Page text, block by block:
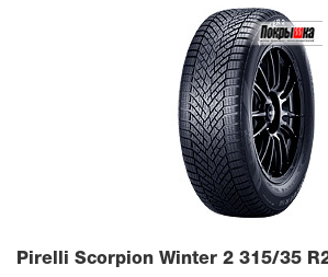
Pirelli Scorpion Winter 2 315/35